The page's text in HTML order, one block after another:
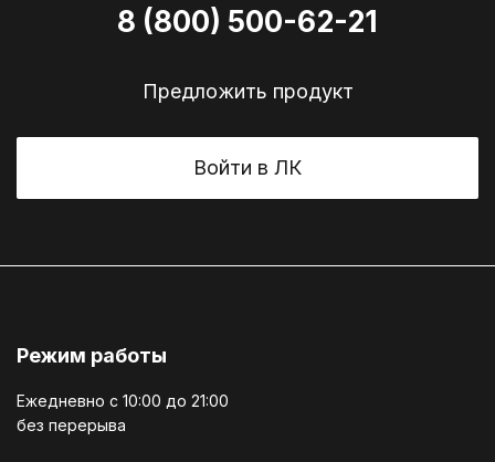
8 (800) 500-62-21
Предложить продукт
Войти в ЛК
Режим работы
Ежедневно c 10:00 до 21:00
без перерыва